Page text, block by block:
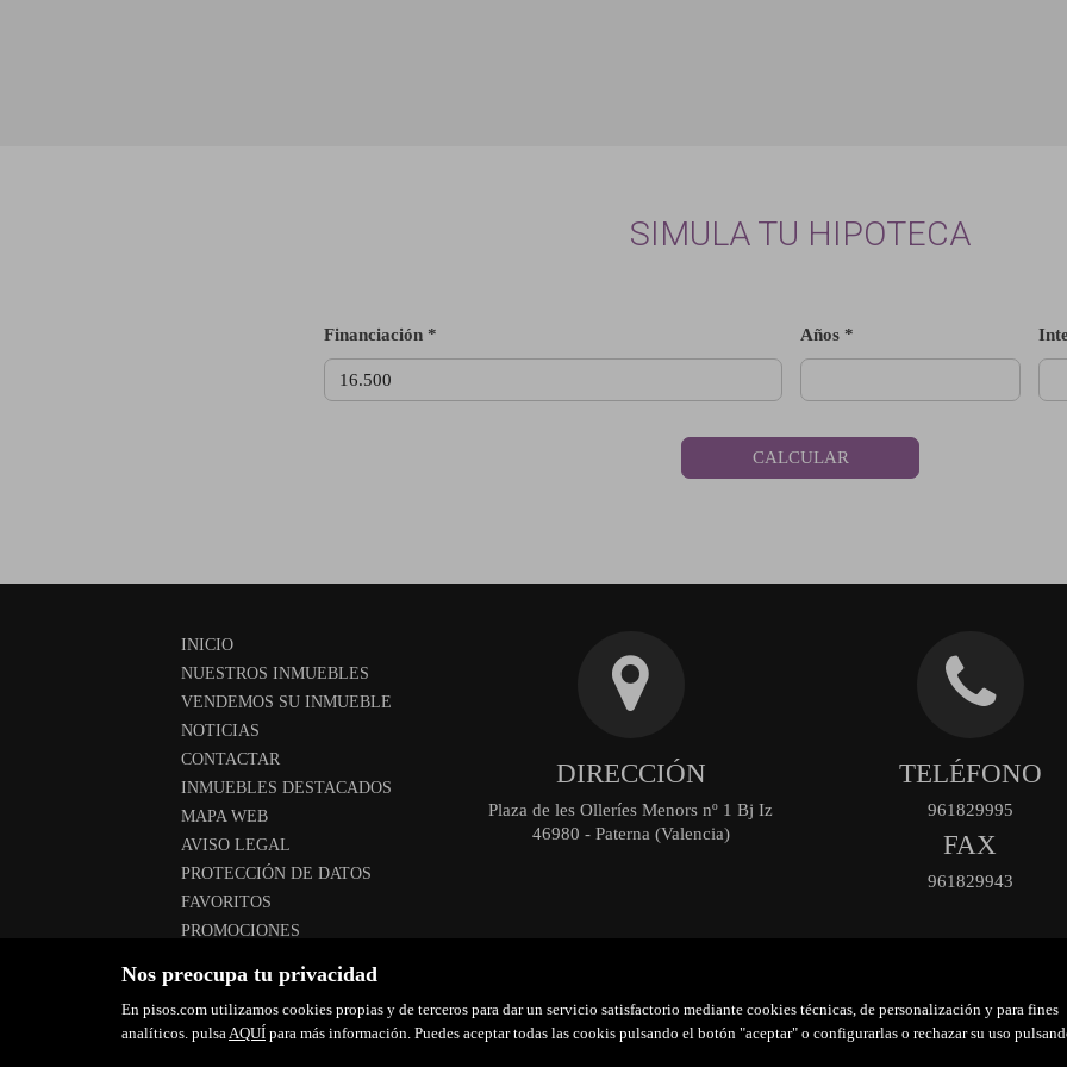
Nos preocupa tu privacidad
En pisos.com utilizamos cookies propias y de terceros para dar un servicio satisfactorio mediante cookies técnicas, de personalización y para fines
analíticos. pulsaAQUÍ para más información. Puedes aceptar todas las cookis pulsando el botón "aceptar" o configurarlas o rechazar su uso
SIMULA TU HIPOTECA
Financiación * Años *
CALCULAR
INICIO
NUESTROS INMUEBLES
VENDEMOS SU INMUEBLE
NOTICIAS
CONTACTAR
INMUEBLES DESTACADOS
MAPA WEB
AVISO LEGAL
PROTECCIÓN DE DATOS
FAVORITOS
PROMOCIONES
DIRECCIÓN
Plaza de les Olleríes Menors nº 1 Bj Iz
46980 - Paterna (Valencia)
TELÉFONO
961829995
FAX
961829943